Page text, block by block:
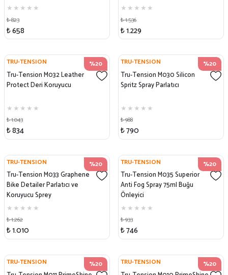
₺ 823
₺ 658
₺ 1.536
₺ 1.229
%20
TRU-TENSION
Tru-Tension M032 Leather
Protect Deri Koruyucu
₺ 1.043
₺ 834
%20
TRU-TENSION
Tru-Tension M030 Silicon
Spritz Spray Parlatıcı
₺ 988
₺ 790
%20
TRU-TENSION
Tru-Tension M033 Graphene
Bike Detailer Parlatıcı ve
Koruyucu Sprey
₺ 1.262
₺ 1.010
%20
TRU-TENSION
Tru-Tension M035 Superior
Anti Fog Spray 75ml Buğu
Önleyici
₺ 933
₺ 746
%20
TRU-TENSION %20
TRU-TENSION